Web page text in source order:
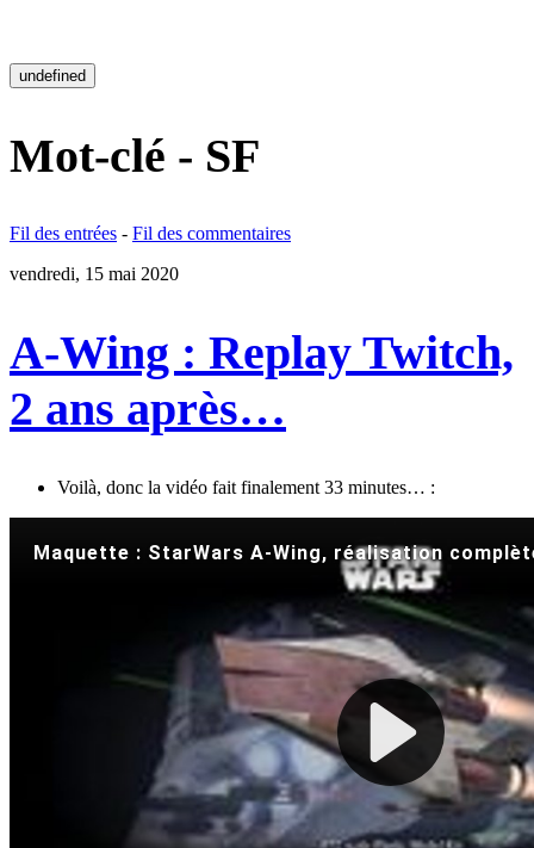
undefined
Mot-clé - SF
Fil des entrées - Fil des commentaires
vendredi, 15 mai 2020
A-Wing : Replay Twitch,
2 ans après…
Voilà, donc la vidéo fait finalement 33 minutes… :